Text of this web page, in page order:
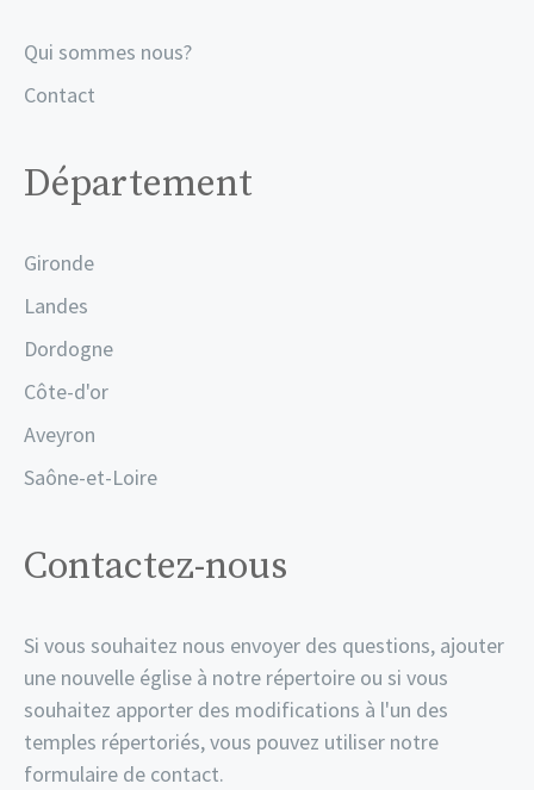
Qui sommes nous?
Contact
Département
Gironde
Landes
Dordogne
Côte-d'or
Aveyron
Saône-et-Loire
Contactez-nous
Si vous souhaitez nous envoyer des questions, ajouter
une nouvelle église à notre répertoire ou si vous
souhaitez apporter des modifications à l'un des
temples répertoriés, vous pouvez utiliser notre
formulaire de contact.